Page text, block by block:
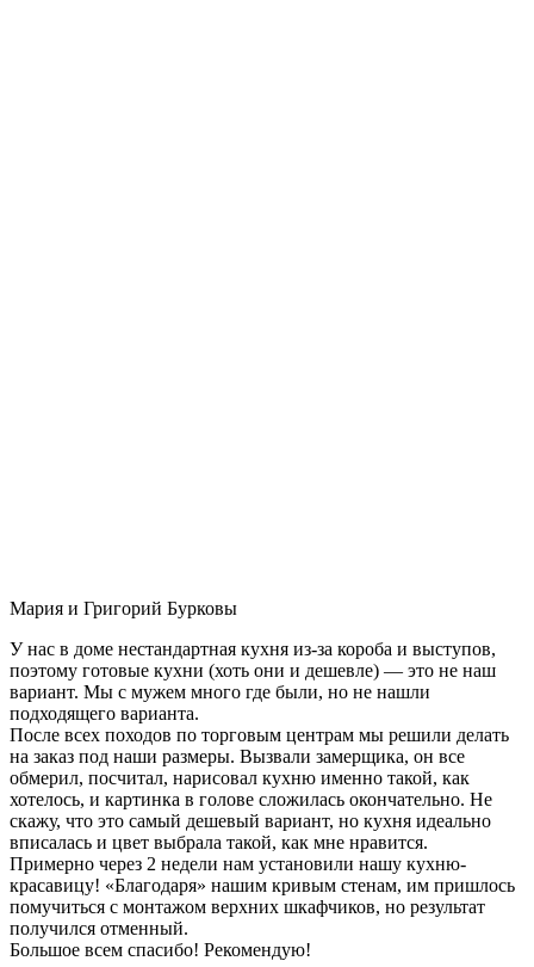
Мария и Григорий Бурковы
У нас в доме нестандартная кухня из-за короба и выступов,
поэтому готовые кухни (хоть они и дешевле) — это не наш
вариант. Мы с мужем много где были, но не нашли
подходящего варианта.
После всех походов по торговым центрам мы решили делать
на заказ под наши размеры. Вызвали замерщика, он все
обмерил, посчитал, нарисовал кухню именно такой, как
хотелось, и картинка в голове сложилась окончательно. Не
скажу, что это самый дешевый вариант, но кухня идеально
вписалась и цвет выбрала такой, как мне нравится.
Примерно через 2 недели нам установили нашу кухню-
красавицу! «Благодаря» нашим кривым стенам, им пришлось
помучиться с монтажом верхних шкафчиков, но результат
получился отменный.
Большое всем спасибо! Рекомендую!